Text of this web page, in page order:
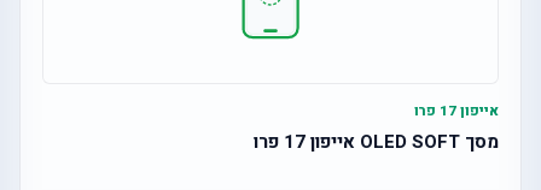
אייפון 17 פרו
מסך OLED SOFT אייפון 17 פרו